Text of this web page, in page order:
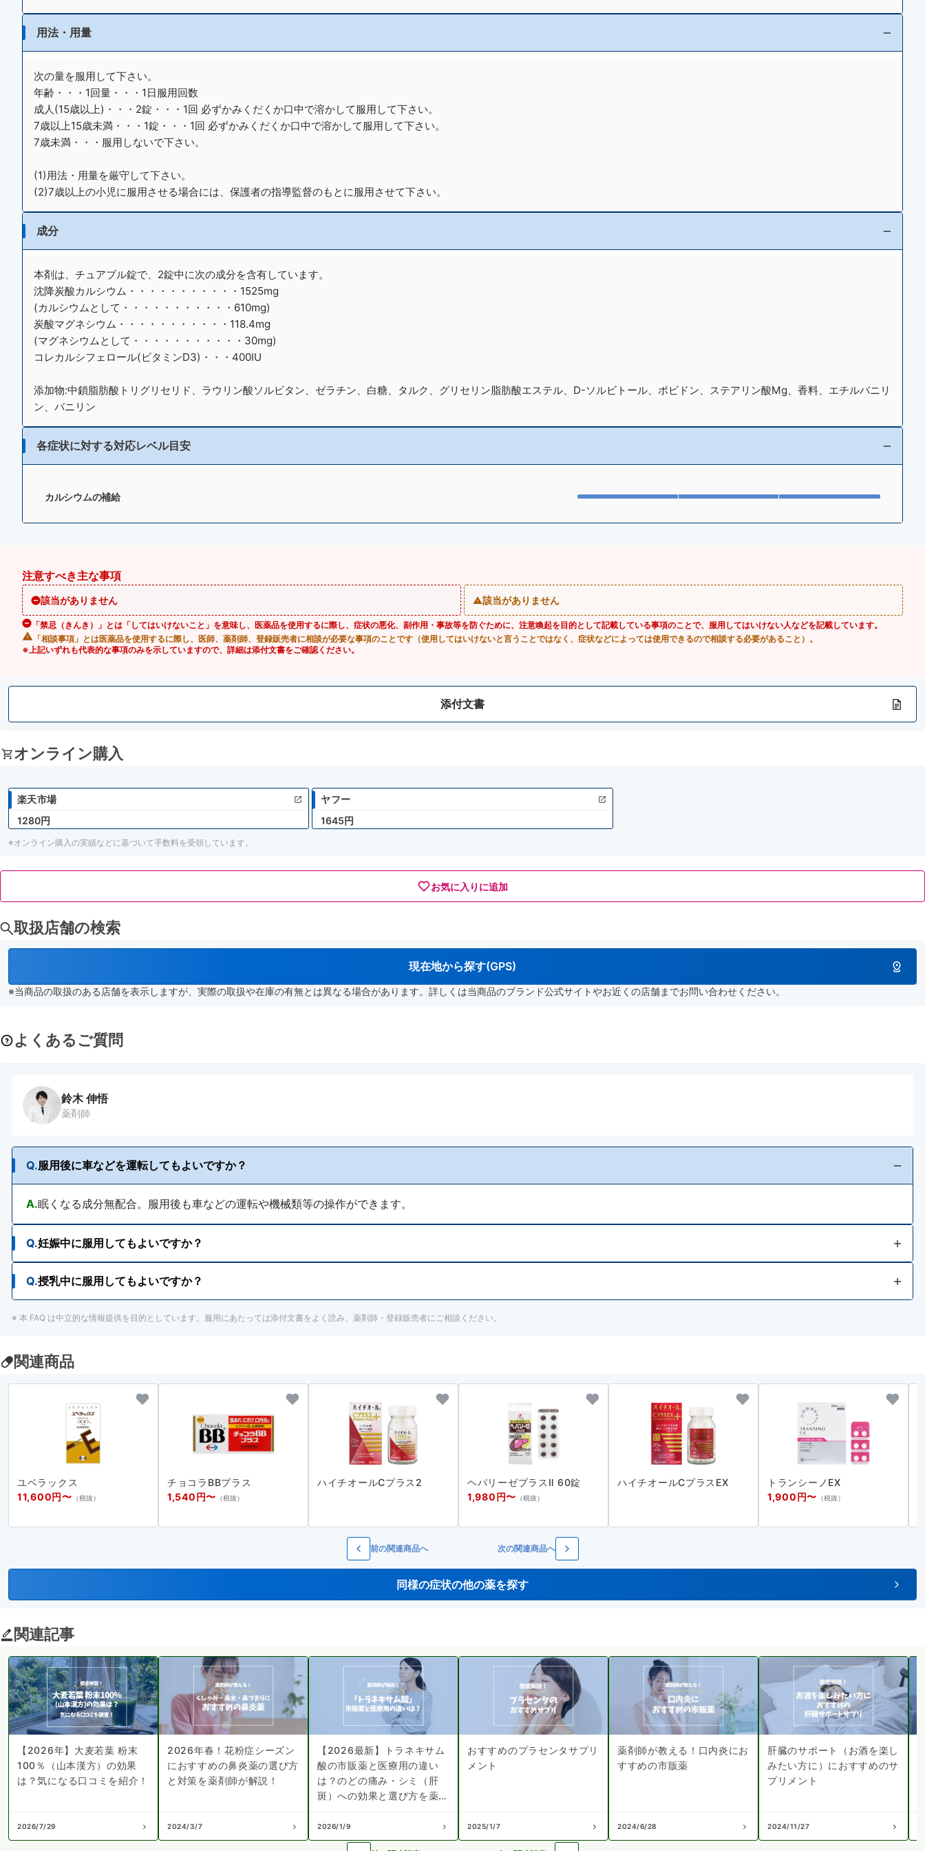
用法・用量
次の量を服用して下さい。
年齢・・・1回量・・・1日服用回数
成人(15歳以上)・・・2錠・・・1回 必ずかみくだくか口中で溶かして服用して下さい。
7歳以上15歳未満・・・1錠・・・1回 必ずかみくだくか口中で溶かして服用して下さい。
7歳未満・・・服用しないで下さい。
(1)用法・用量を厳守して下さい。
(2)7歳以上の小児に服用させる場合には、保護者の指導監督のもとに服用させて下さい。
成分
本剤は、チュアブル錠で、2錠中に次の成分を含有しています。
沈降炭酸カルシウム・・・・・・・・・・・1525mg
(カルシウムとして・・・・・・・・・・・610mg)
炭酸マグネシウム・・・・・・・・・・・118.4mg
(マグネシウムとして・・・・・・・・・・・30mg)
コレカルシフェロール(ビタミンD3)・・・400IU
添加物:中鎖脂肪酸トリグリセリド、ラウリン酸ソルビタン、ゼラチン、白糖、タルク、グリセリン脂肪酸エステル、D-ソルビトール、ポビドン、ステアリン酸Mg、香料、エチルバニリ
ン、バニリン
各症状に対する対応レベル目安
カルシウムの補給
注意すべき主な事項
該当がありません 該当がありません
「禁忌（きんき）」とは「してはいけないこと」を意味し、医薬品を使用するに際し、症状の悪化、副作用・事故等を防ぐために、注意喚起を目的として記載している事項のことで、服用してはいけない人などを記載しています。
「相談事項」とは医薬品を使用するに際し、医師、薬剤師、登録販売者に相談が必要な事項のことです（使用してはいけないと言うことではなく、症状などによっては使用できるので相談する必要があること）。
※上記いずれも代表的な事項のみを示していますので、詳細は添付文書をご確認ください。
添付文書
オンライン購入
楽天市場
1280円
ヤフー
1645円
※オンライン購入の実績などに基づいて手数料を受領しています。
お気に入りに追加
取扱店舗の検索
現在地から探す(GPS)
※当商品の取扱のある店舗を表示しますが、実際の取扱や在庫の有無とは異なる場合があります。詳しくは当商品のブランド公式サイトやお近くの店舗までお問い合わせください。
よくあるご質問
鈴木 伸悟
薬剤師
Q.服用後に車などを運転してもよいですか？
A.眠くなる成分無配合。服用後も車などの運転や機械類等の操作ができます。
Q.妊娠中に服用してもよいですか？
A.妊娠中の人でも服用が検討できます。
Q.授乳中に服用してもよいですか？
A.授乳中の人でも服用が検討できます。
※ 本 FAQ は中立的な情報提供を目的としています。服用にあたっては添付文書をよく読み、薬剤師・登録販売者にご相談ください。
関連商品
ユベラックス
11,600円〜 （税抜）
チョコラBBプラス
1,540円〜 （税抜）
ハイチオールCプラス2
ヘパリーゼプラスⅡ 60錠
1,980円〜 （税抜）
ハイチオールCプラスEX
トランシーノEX
1,900円〜 （税抜）
前の関連商品へ 次の関連商品へ
同様の症状の他の薬を探す
関連記事
【2026年】大麦若葉 粉末
100％（山本漢方）の効果
は？気になる口コミを紹介！
2026/7/29
2026年春！花粉症シーズン
におすすめの鼻炎薬の選び方
と対策を薬剤師が解説！
2024/3/7
【2026最新】トラネキサム
酸の市販薬と医療用の違い
は？のどの痛み・シミ（肝
斑）への効果と選び方を薬剤
2026/1/9
おすすめのプラセンタサプリ
メント
2025/1/7
薬剤師が教える！口内炎にお
すすめの市販薬
2024/6/28
肝臓のサポート（お酒を楽し
みたい方に）におすすめのサ
プリメント
2024/11/27